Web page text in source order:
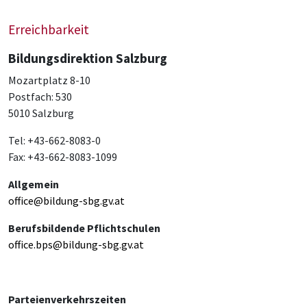
Erreichbarkeit
Bildungsdirektion Salzburg
Mozartplatz 8-10
Postfach: 530
5010 Salzburg
Tel: +43-662-8083-0
Fax: +43-662-8083-1099
Allgemein
office@bildung-sbg.gv.at
Berufsbildende Pflichtschulen
office.bps@bildung-sbg.gv.at
Parteienverkehrszeiten